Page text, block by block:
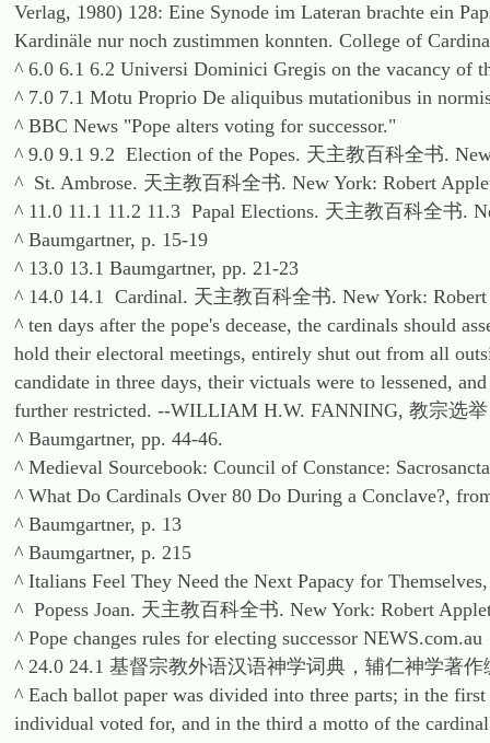
Verlag, 1980) 128: Eine Synode im Lateran brachte ein
Kardinäle nur noch zustimmen konnten. College of
^ 6.0 6.1 6.2 Universi Dominici Gregis on the vacancy of
^ 7.0 7.1 Motu Proprio De aliquibus mutationibus in
^ BBC News "Pope alters voting for successor."
^ 9.0 9.1 9.2 Election of the Popes. 天主教百科全书.
^ St. Ambrose. 天主教百科全书. New York: Robert
^ 11.0 11.1 11.2 11.3 Papal Elections. 天主教百科全书.
^ Baumgartner, p. 15-19
^ 13.0 13.1 Baumgartner, pp. 21-23
^ 14.0 14.1 Cardinal. 天主教百科全书. New York: Robert
^ ten days after the pope's decease, the cardinals should
hold their electoral meetings, entirely shut out from all
candidate in three days, their victuals were to lessened,
further restricted. --WILLIAM H.W. FANNING, 教宗选
^ Baumgartner, pp. 44-46.
^ Medieval Sourcebook: Council of Constance:
^ What Do Cardinals Over 80 Do During a Conclave?,
^ Baumgartner, p. 13
^ Baumgartner, p. 215
^ Italians Feel They Need the Next Papacy for
^ Popess Joan. 天主教百科全书. New York: Robert
^ Pope changes rules for electing successor NEWS.com.au
^ 24.0 24.1 基督宗教外语汉语神学词典，辅仁神学著
^ Each ballot paper was divided into three parts; in the
individual voted for, and in the third a motto of the